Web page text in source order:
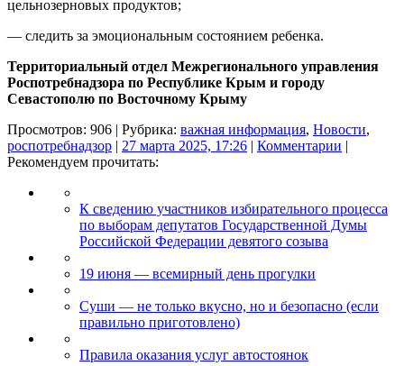
цельнозерновых продуктов;
— следить за эмоциональным состоянием ребенка.
Территориальный отдел Межрегионального управления
Роспотребнадзора по Республике Крым и городу
Севастополю по Восточному Крыму
Просмотров: 906 | Рубрика: важная информация, Новости,
роспотребнадзор | 27 марта 2025, 17:26 | Комментарии |
Рекомендуем прочитать:
К сведению участников избирательного процесса
по выборам депутатов Государственной Думы
Российской Федерации девятого созыва
19 июня — всемирный день прогулки
Суши — не только вкусно, но и безопасно (если
правильно приготовлено)
Правила оказания услуг автостоянок